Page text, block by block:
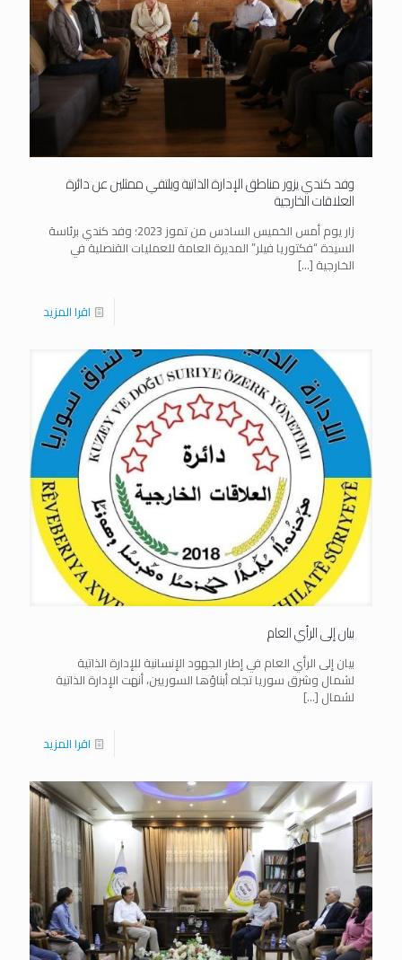
وفد كندي يزور مناطق الإدارة الذاتية ويلتقي ممثلين عن دائرة
العلاقات الخارجية
زار يوم أمس الخميس السادس من تموز 2023؛ وفد كندي برئاسة
السيدة “فكتوريا فيلر” المديرة العامة للعمليات القنصلية في
الخارجية […]
اقرا المزيد
بيان إلى الرأي العام
بيان إلى الرأي العام في إطار الجهود الإنسانية للإدارة الذاتية
لشمال وشرق سوريا تجاه أبناؤها السوريين، أنهت الإدارة الذاتية
لشمال […]
اقرا المزيد